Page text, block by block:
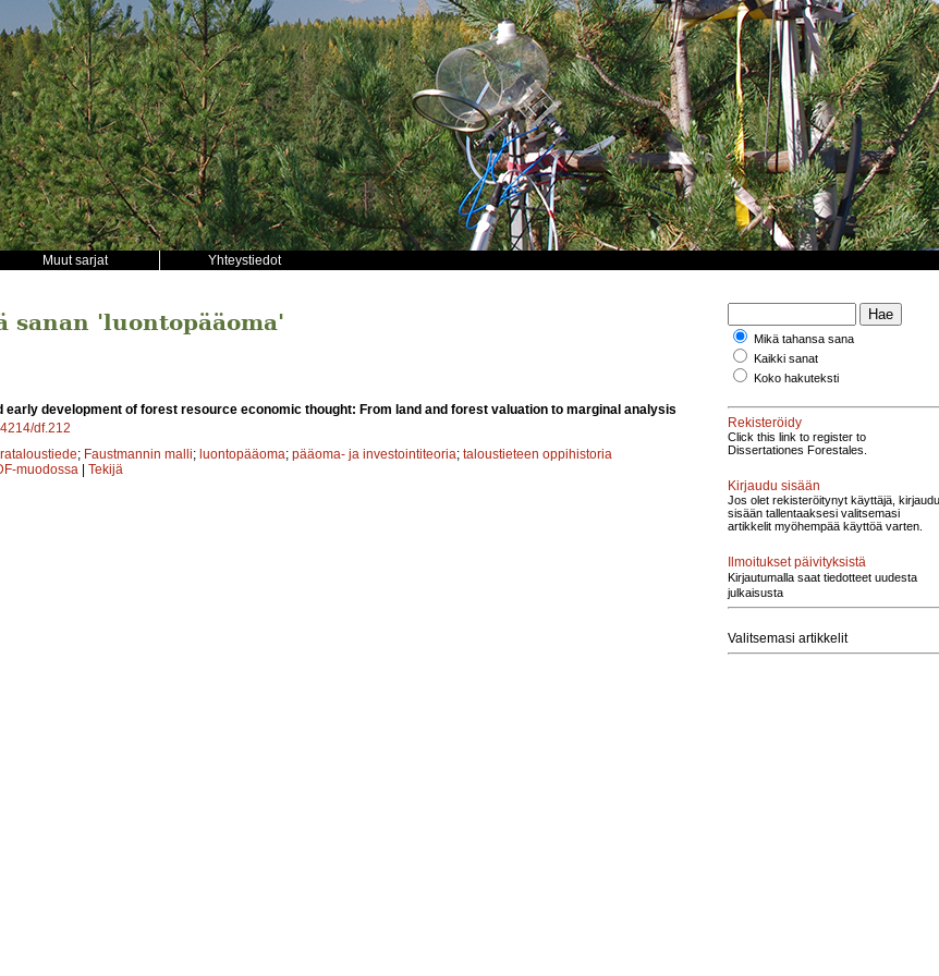
Muut sarjat Yhteystiedot
'luontopääoma'
early development of forest resource economic thought: From land and forest valuation to marginal analysis
df.212
; Faustmannin malli; luontopääoma; pääoma- ja investointiteoria; taloustieteen oppihistoria
muodossa | Tekijä
Mikä tahansa sana
Kaikki sanat
Koko hakuteksti
Rekisteröidy
Click this link to register to
Dissertationes Forestales.
Kirjaudu sisään
Jos olet rekisteröitynyt käyttäjä, kirjaudu
sisään tallentaaksesi valitsemasi
artikkelit myöhempää käyttöä varten.
Ilmoitukset päivityksistä
Kirjautumalla saat tiedotteet uudesta
julkaisusta
Valitsemasi artikkelit